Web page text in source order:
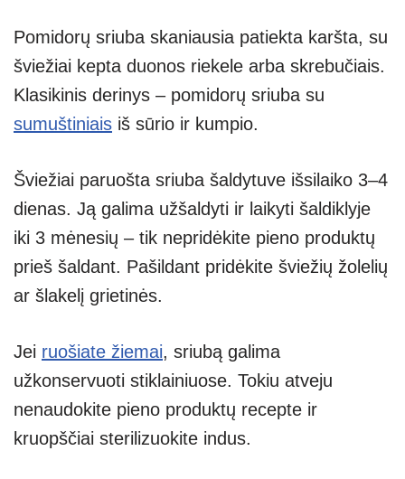
Pomidorų sriuba skaniausia patiekta karšta, su
šviežiai kepta duonos riekele arba skrebučiais.
Klasikinis derinys – pomidorų sriuba su
sumuštiniais iš sūrio ir kumpio.
Šviežiai paruošta sriuba šaldytuve išsilaiko 3–4
dienas. Ją galima užšaldyti ir laikyti šaldiklyje
iki 3 mėnesių – tik nepridėkite pieno produktų
prieš šaldant. Pašildant pridėkite šviežių žolelių
ar šlakelį grietinės.
Jei ruošiate žiemai, sriubą galima
užkonservuoti stiklainiuose. Tokiu atveju
nenaudokite pieno produktų recepte ir
kruopščiai sterilizuokite indus.